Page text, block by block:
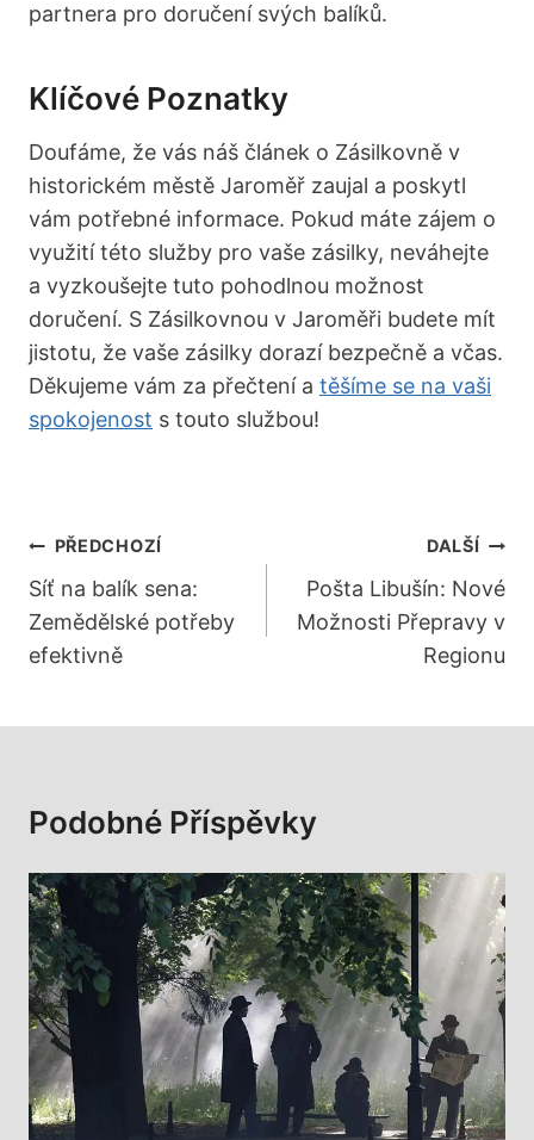
partnera pro doručení svých balíků.
Klíčové Poznatky
Doufáme, že vás náš článek o Zásilkovně v
historickém městě Jaroměř zaujal a poskytl
vám potřebné informace. Pokud máte zájem o
využití této služby pro vaše zásilky, neváhejte
a vyzkoušejte tuto pohodlnou možnost
doručení. S Zásilkovnou v Jaroměři budete mít
jistotu, že vaše zásilky dorazí bezpečně a včas.
Děkujeme vám za přečtení a těšíme se na vaši
spokojenost s touto službou!
Navigace
Pro
Příspěvek
PŘEDCHOZÍ
Síť na balík sena:
Zemědělské potřeby
efektivně
DALŠÍ
Pošta Libušín: Nové
Možnosti Přepravy v
Regionu
Podobné Příspěvky